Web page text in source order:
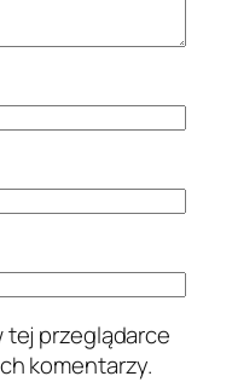
tej przeglądarce
komentarzy.